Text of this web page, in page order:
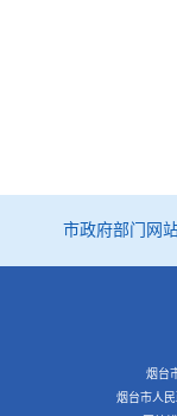
市政府部门网
烟台
烟台市人